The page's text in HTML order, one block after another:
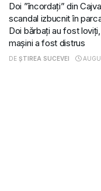
Doi ”încordați” din
scandal izbucnit în
Doi bărbați au fost
mașini a fost distrus
DE ȘTIREA SUCEVEI